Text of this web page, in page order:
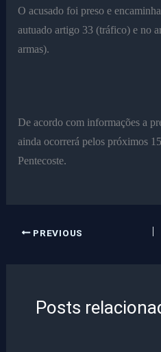
O acusado foi preso e
autuado artigo 33 (tráfico) e no
armas).
De acordo com informações a
ainda ocorrerá pelos próximos
Pentecoste.
PREVIOUS
Posts